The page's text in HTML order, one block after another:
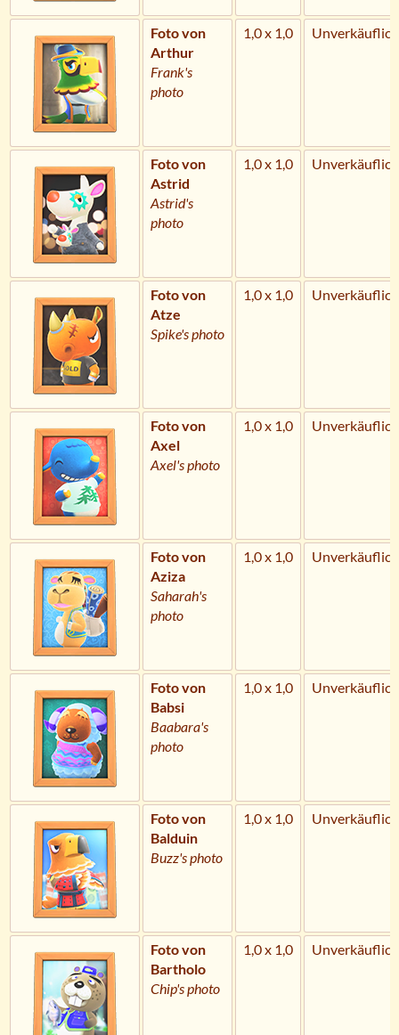
Foto von
Arthur
Frank's
photo
1,0 x 1,0 Unverkäuflich
Foto von
Astrid
Astrid's
photo
1,0 x 1,0 Unverkäuflich
Foto von
Atze
Spike's photo
1,0 x 1,0 Unverkäuflich
Foto von
Axel
Axel's photo
1,0 x 1,0 Unverkäuflich
Foto von
Aziza
Saharah's
photo
1,0 x 1,0 Unverkäuflich
Foto von
Babsi
Baabara's
photo
1,0 x 1,0 Unverkäuflich
Foto von
Balduin
Buzz's photo
1,0 x 1,0 Unverkäuflich
Foto von
Bartholo
Chip's photo
1,0 x 1,0 Unverkäuflich